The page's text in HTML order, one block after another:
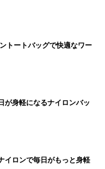
トートバッグで快適なワー
が身軽になるナイロンバッ
イロンで毎日がもっと身軽